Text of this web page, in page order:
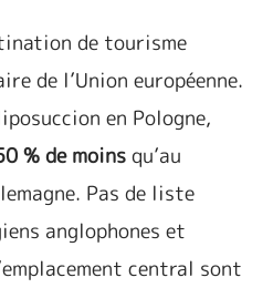
de tourisme
de l’Union européenne.
en Pologne,
% de moins qu’au
Pas de liste
anglophones et
central sont